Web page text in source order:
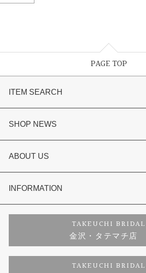
PAGE TOP
ITEM SEARCH
婚約指輪
結婚指輪
セットリング
婚約ネックレス
ダイヤモンド
SHOP NEWS
選ばれる理由まとめ
お客様の声
プロポーズサポート
ブランドリスト
ABOUT US
会社概要
お客様の声
INFORMATION
TAKEUCHI BRIDAL
金沢・タテマチ店
TAKEUCHI BRIDAL